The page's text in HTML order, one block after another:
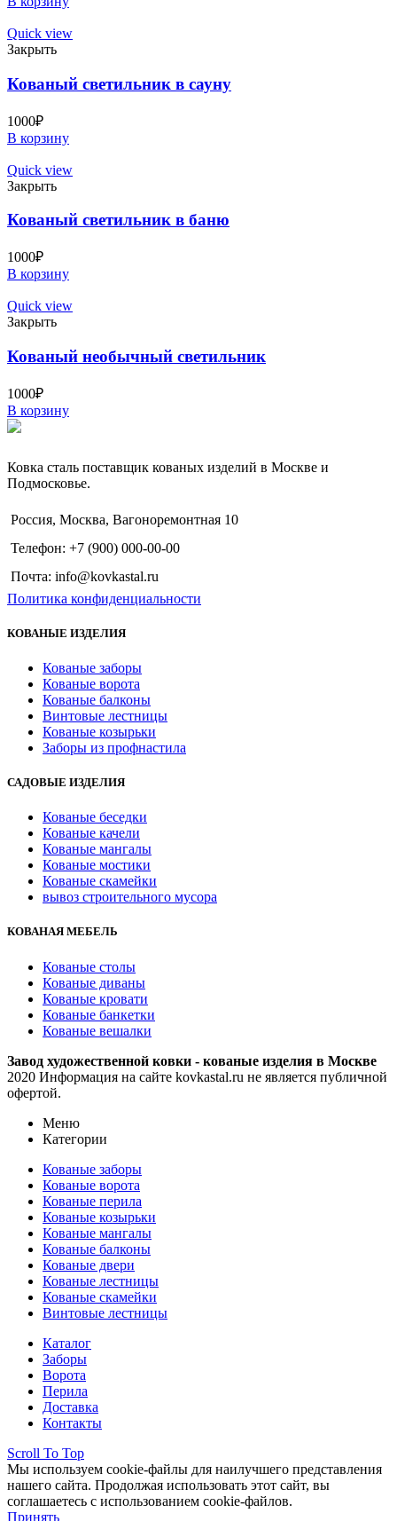
Quick view
Закрыть
Кованый светильник в сауну
1000₽
В корзину
Quick view
Закрыть
Кованый светильник в баню
1000₽
В корзину
Quick view
Закрыть
Кованый необычный светильник
1000₽
В корзину
Ковка сталь поставщик кованых изделий в Москве и
Подмосковье.
Россия, Москва, Вагоноремонтная 10
Телефон: +7 (900) 000-00-00
Почта: info@kovkastal.ru
Политика конфиденциальности
КОВАНЫЕ ИЗДЕЛИЯ
Кованые заборы
Кованые ворота
Кованые балконы
Винтовые лестницы
Кованые козырьки
Заборы из профнастила
САДОВЫЕ ИЗДЕЛИЯ
Кованые беседки
Кованые качели
Кованые мангалы
Кованые мостики
Кованые скамейки
вывоз строительного мусора
КОВАНАЯ МЕБЕЛЬ
Кованые столы
Кованые диваны
Кованые кровати
Кованые банкетки
Кованые вешалки
Завод художественной ковки - кованые изделия в Москве
2020 Информация на сайте kovkastal.ru не является публичной
офертой.
Меню
Категории
Кованые заборы
Кованые ворота
Кованые перила
Кованые козырьки
Кованые мангалы
Кованые балконы
Кованые двери
Кованые лестницы
Кованые скамейки
Винтовые лестницы
Каталог
Заборы
Ворота
Перила
Доставка
Контакты
Scroll To Top
Мы используем cookie-файлы для наилучшего представления
нашего сайта. Продолжая использовать этот сайт, вы
соглашаетесь с использованием cookie-файлов.
Принять